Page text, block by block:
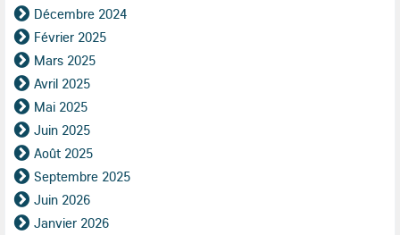
Décembre 2024
Février 2025
Mars 2025
Avril 2025
Mai 2025
Juin 2025
Août 2025
Septembre 2025
Juin 2026
Janvier 2026